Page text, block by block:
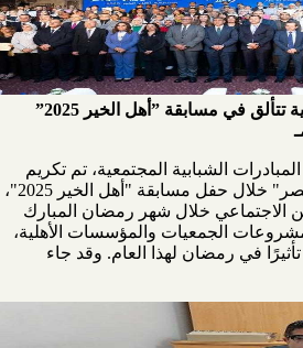
في مسابقة ”أهل الخير 2025”
الشبابية المجتمعية، تم تكريم
المبادرة الوطنية "رائدات مصر" خلال حفل مسابقة "أهل الخير 2025"،
الاجتماعي خلال شهر رمضان المبارك
الجمعيات والمؤسسات الأهلية،
تأثيرًا في رمضان لهذا العام. وقد جاء